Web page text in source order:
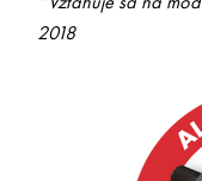
2018